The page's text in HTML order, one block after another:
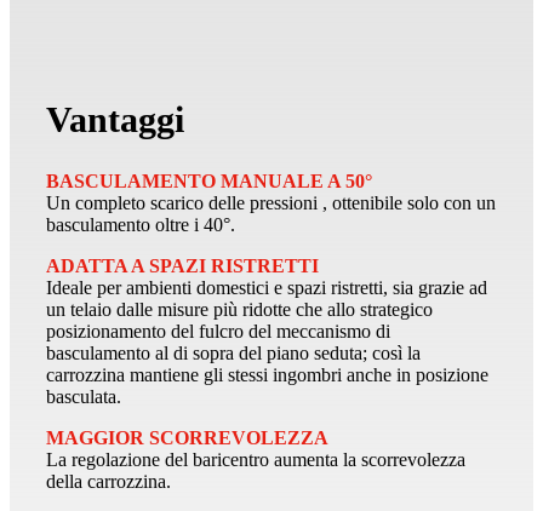
Vantaggi
BASCULAMENTO MANUALE A 50°
Un completo scarico delle pressioni , ottenibile solo con un
basculamento oltre i 40°.
ADATTA A SPAZI RISTRETTI
Ideale per ambienti domestici e spazi ristretti, sia grazie ad
un telaio dalle misure più ridotte che allo strategico
posizionamento del fulcro del meccanismo di
basculamento al di sopra del piano seduta; così la
carrozzina mantiene gli stessi ingombri anche in posizione
basculata.
MAGGIOR SCORREVOLEZZA
La regolazione del baricentro aumenta la scorrevolezza
della carrozzina.